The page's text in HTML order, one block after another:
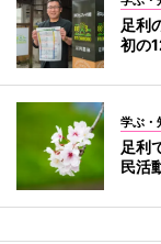
足利
初の
学ぶ・
足利
民活